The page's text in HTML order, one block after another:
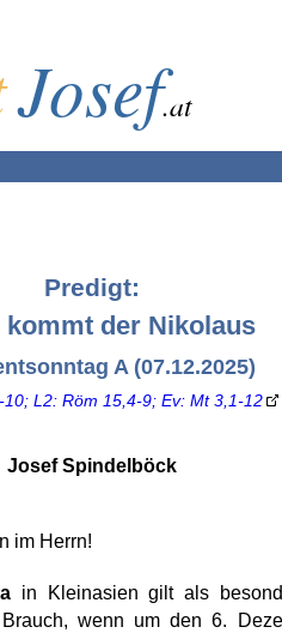
Josef.at
Predigt:
kommt der Nikolaus
A (07.12.2025)
10; L2: Röm 15,4-9; Ev: Mt 3,1-12
Josef Spindelböck
im Herrn!
in Kleinasien gilt als
wenn um den 6.